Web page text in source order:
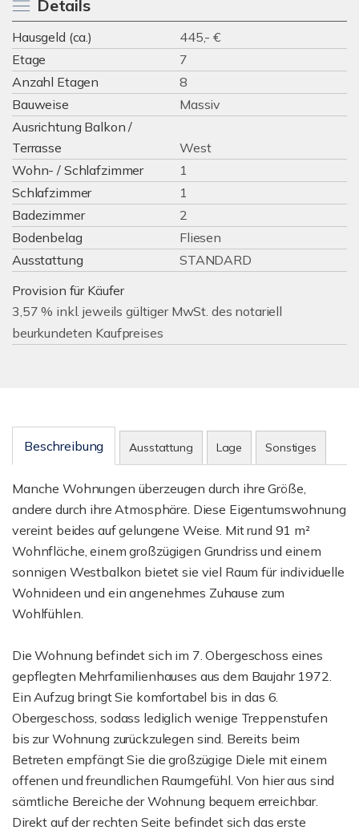
Details
Hausgeld (ca.)
445,- €
Etage
7
Anzahl Etagen
8
Bauweise
Massiv
Ausrichtung Balkon /
Terrasse
West
Wohn- / Schlafzimmer
1
Schlafzimmer
1
Badezimmer
2
Bodenbelag
Fliesen
Ausstattung
STANDARD
Provision für Käufer
3,57 % inkl. jeweils gültiger MwSt. des notariell
beurkundeten Kaufpreises
Beschreibung Ausstattung Lage Sonstiges
Manche Wohnungen überzeugen durch ihre Größe,
andere durch ihre Atmosphäre. Diese Eigentumswohnung
vereint beides auf gelungene Weise. Mit rund 91 m²
Wohnfläche, einem großzügigen Grundriss und einem
sonnigen Westbalkon bietet sie viel Raum für individuelle
Wohnideen und ein angenehmes Zuhause zum
Wohlfühlen.
Die Wohnung befindet sich im 7. Obergeschoss eines
gepflegten Mehrfamilienhauses aus dem Baujahr 1972.
Ein Aufzug bringt Sie komfortabel bis in das 6.
Obergeschoss, sodass lediglich wenige Treppenstufen
bis zur Wohnung zurückzulegen sind. Bereits beim
Betreten empfängt Sie die großzügige Diele mit einem
offenen und freundlichen Raumgefühl. Von hier aus sind
sämtliche Bereiche der Wohnung bequem erreichbar.
Direkt auf der rechten Seite befindet sich das erste